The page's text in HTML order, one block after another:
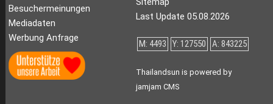
Besuchermeinungen
Mediadaten
Werbung Anfrage
Last Update 05.08.2026
M: 4493 Y: 127550 A: 843225
Thailandsun is powered by
jamjam CMS